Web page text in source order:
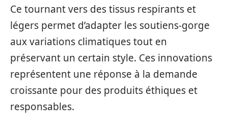
Ce tournant vers des tissus respirants et
légers permet d’adapter les soutiens-gorge
aux variations climatiques tout en
préservant un certain style. Ces innovations
représentent une réponse à la demande
croissante pour des produits éthiques et
responsables.